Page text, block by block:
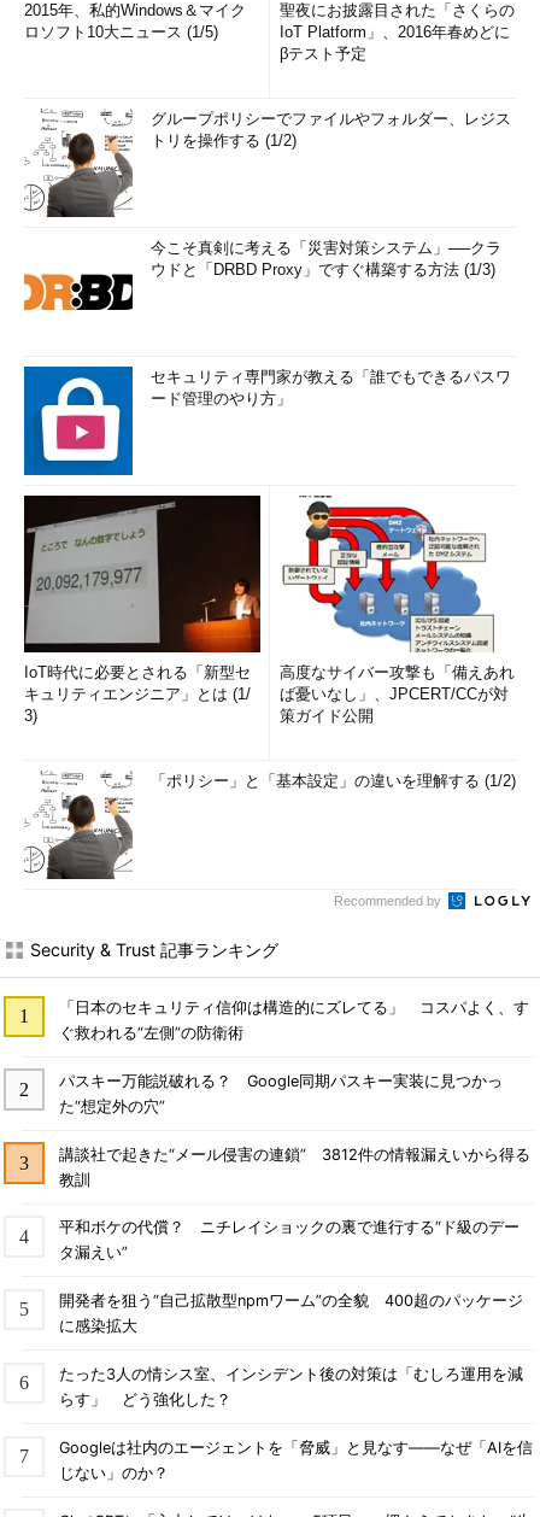
2015年、私的Windows＆マイク
ロソフト10大ニュース (1/5)
聖夜にお披露目された「さくらの
IoT Platform」、2016年春めどに
βテスト予定
グループポリシーでファイルやフォルダー、レジス
トリを操作する (1/2)
今こそ真剣に考える「災害対策システム」──クラ
ウドと「DRBD Proxy」ですぐ構築する方法 (1/3)
セキュリティ専門家が教える「誰でもできるパスワ
ード管理のやり方」
IoT時代に必要とされる「新型セ
キュリティエンジニア」とは (1/
3)
高度なサイバー攻撃も「備えあれ
ば憂いなし」、JPCERT/CCが対
策ガイド公開
「ポリシー」と「基本設定」の違いを理解する (1/2)
Recommended by
Security & Trust 記事ランキング
「日本のセキュリティ信仰は構造的にズレてる」 コスパよく、す
ぐ救われる“左側”の防衛術
パスキー万能説破れる？ Google同期パスキー実装に見つかっ
た“想定外の穴”
講談社で起きた“メール侵害の連鎖” 3812件の情報漏えいから得る
教訓
平和ボケの代償？ ニチレイショックの裏で進行する“ド級のデー
タ漏えい”
開発者を狙う“自己拡散型npmワーム”の全貌 400超のパッケージ
に感染拡大
たった3人の情シス室、インシデント後の対策は「むしろ運用を減
らす」 どう強化した？
Googleは社内のエージェントを「脅威」と見なす――なぜ「AIを信
じない」のか？